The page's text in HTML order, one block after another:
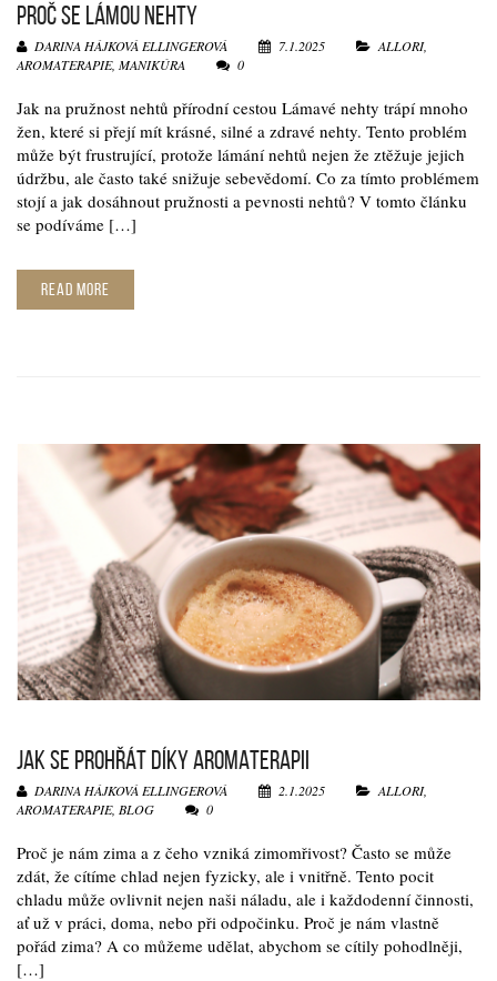
PROČ SE LÁMOU NEHTY
DARINA HÁJKOVÁ ELLINGEROVÁ 7.1.2025 ALLORI,
AROMATERAPIE, MANIKÚRA 0
Jak na pružnost nehtů přírodní cestou Lámavé nehty trápí mnoho
žen, které si přejí mít krásné, silné a zdravé nehty. Tento problém
může být frustrující, protože lámání nehtů nejen že ztěžuje jejich
údržbu, ale často také snižuje sebevědomí. Co za tímto problémem
stojí a jak dosáhnout pružnosti a pevnosti nehtů? V tomto článku
se podíváme […]
READ MORE
JAK SE PROHŘÁT DÍKY AROMATERAPII
DARINA HÁJKOVÁ ELLINGEROVÁ 2.1.2025 ALLORI,
AROMATERAPIE, BLOG 0
Proč je nám zima a z čeho vzniká zimomřivost? Často se může
zdát, že cítíme chlad nejen fyzicky, ale i vnitřně. Tento pocit
chladu může ovlivnit nejen naši náladu, ale i každodenní činnosti,
ať už v práci, doma, nebo při odpočinku. Proč je nám vlastně
pořád zima? A co můžeme udělat, abychom se cítily pohodlněji,
[…]